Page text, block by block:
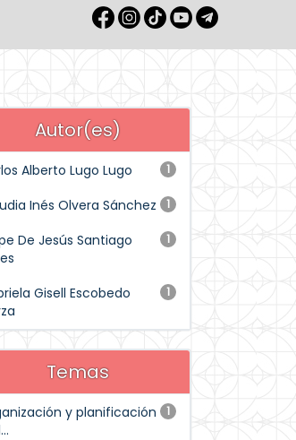
Autor(es)
1
Alberto Lugo Lugo
1
Inés Olvera Sánchez
1
De Jesús Santiago
1
Gisell Escobedo
Temas
1
y planificación